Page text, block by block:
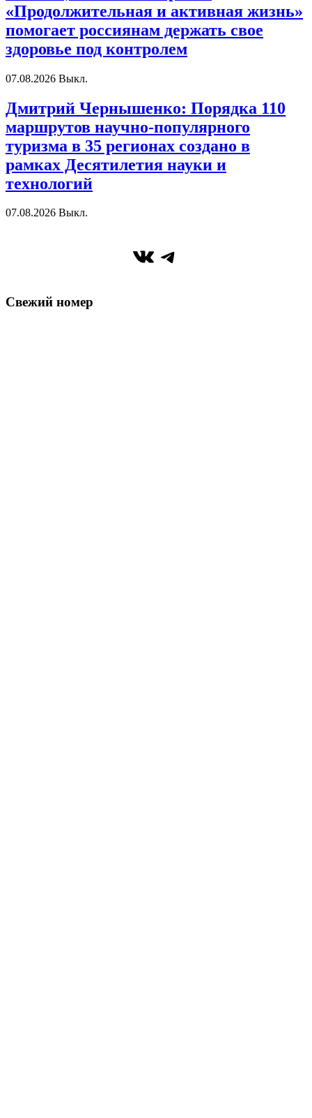
«Продолжительная и активная жизнь»
помогает россиянам держать свое
здоровье под контролем
07.08.2026 Выкл.
Дмитрий Чернышенко: Порядка 110
маршрутов научно-популярного
туризма в 35 регионах создано в
рамках Десятилетия науки и
технологий
07.08.2026 Выкл.
ВКонтакте
Telegram
Свежий номер